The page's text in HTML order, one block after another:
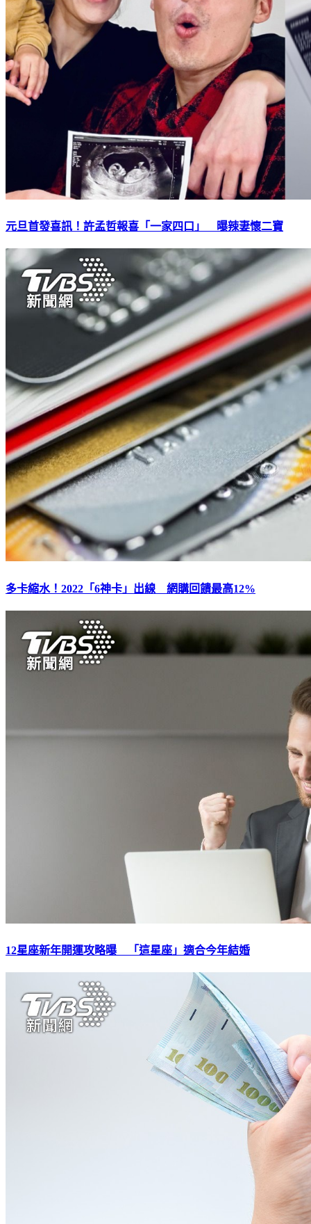
元旦首發喜訊！許孟哲報喜「一家四口」 曝辣妻懷二寶
多卡縮水！2022「6神卡」出線 網購回饋最高12%
12星座新年開運攻略曝 「這星座」適合今年結婚